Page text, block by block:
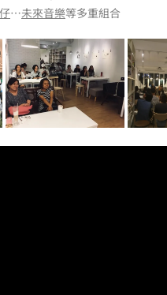
…未來音樂等多重組合